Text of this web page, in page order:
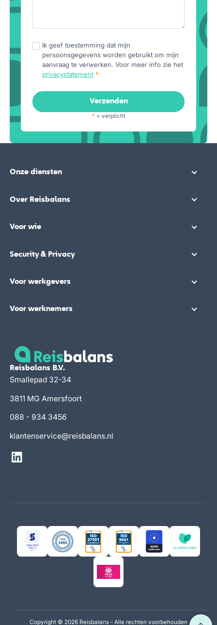
Ik geef toestemming dat mijn
persoonsgegevens worden gebruikt om mijn
aanvraag te verwerken. Voor meer info zie het
privacystatement *
* = verplicht
Onze diensten
Over Reisbalans
Voor wie
Security & Privacy
Voor werkgevers
Voor werknemers
Reisbalans B.V.
Smallepad 32-34
088 - 934 3456
3811 MG Amersfoort
klantenservice@reisbalans.nl
Copyright © 2026 Reisbalans - Alle rechten voorbehouden